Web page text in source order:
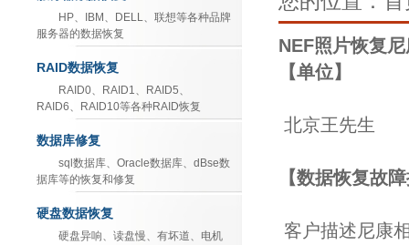
HP、IBM、DELL、联想等各种品牌
服务器的数据恢复
RAID数据恢复
RAID0、RAID1、RAID5、
RAID6、RAID10等各种RAID恢复
数据库修复
sql数据库、Oracle数据库、dBse数
据库等的恢复和修复
硬盘数据恢复
硬盘异响、读盘慢、有坏道、电机
NEF照片恢复
【单位】
北京王先生
【数据恢复故
客户描述尼康